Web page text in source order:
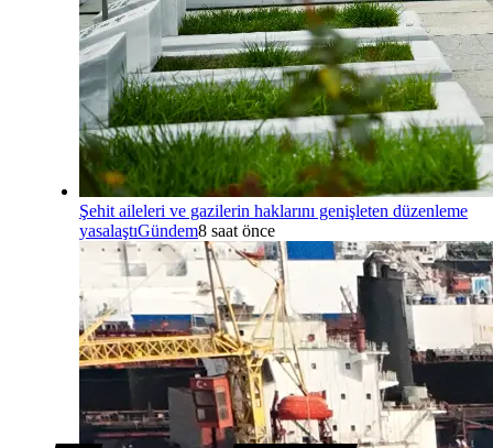
Şehit aileleri ve gazilerin haklarını genişleten düzenleme
yasalaştıGündem8 saat önce